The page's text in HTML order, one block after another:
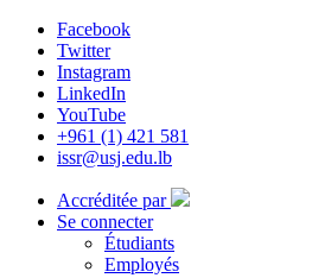
Facebook
Twitter
Instagram
LinkedIn
YouTube
+961 (1) 421 581
issr@usj.edu.lb
Accréditée par
Se connecter
Étudiants
Employés